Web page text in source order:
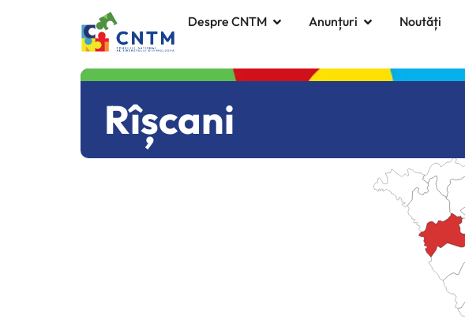
Despre CNTM Anunțuri Noutăți
Rîșcani